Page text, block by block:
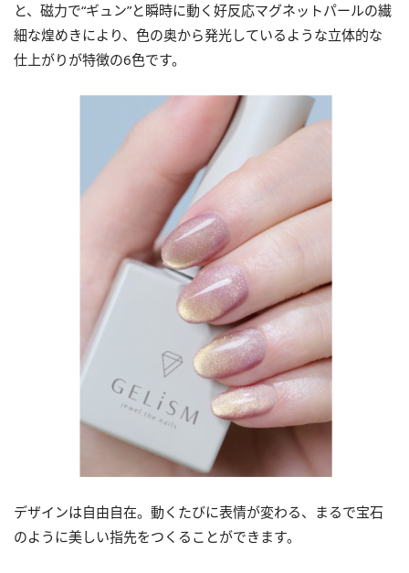
と、磁力で“ギュン”と瞬時に動く好反応マグネットパールの繊
細な煌めきにより、色の奥から発光しているような立体的な
仕上がりが特徴の6色です。
デザインは自由自在。動くたびに表情が変わる、まるで宝石
のように美しい指先をつくることができます。